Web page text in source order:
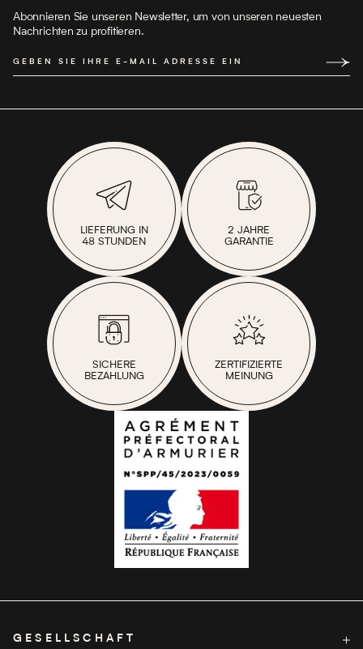
Abonnieren Sie unseren Newsletter, um von unseren neuesten
Nachrichten zu profitieren.
GEBEN SIE IHRE E-MAIL ADRESSE EIN
LIEFERUNG IN
48 STUNDEN
2 JAHRE
GARANTIE
SICHERE
BEZAHLUNG
ZERTIFIZIERTE
MEINUNG
GESELLSCHAFT